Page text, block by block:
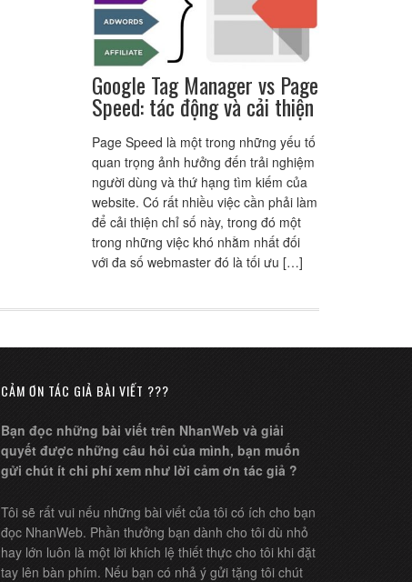
Google Tag Manager vs Page
Speed: tác động và cải thiện
Page Speed là một trong những yếu tố
quan trọng ảnh hưởng đến trải nghiệm
người dùng và thứ hạng tìm kiếm của
website. Có rất nhiều việc cần phải làm
để cải thiện chỉ số này, trong đó một
trong những việc khó nhằm nhất đối
với đa số webmaster đó là tối ưu […]
CẢM ƠN TÁC GIẢ BÀI VIẾT ???
Bạn đọc những bài viết trên NhanWeb và giải
quyết được những câu hỏi của mình, bạn muốn
gửi chút ít chi phí xem như lời cảm ơn tác giả ?
Tôi sẽ rất vui nếu những bài viết của tôi có ích cho bạn
đọc NhanWeb. Phần thưởng bạn dành cho tôi dù nhỏ
hay lớn luôn là một lời khích lệ thiết thực cho tôi khi đặt
tay lên bàn phím. Nếu bạn có nhả ý gửi tặng tôi chút